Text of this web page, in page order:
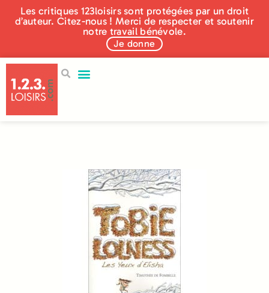
Les critiques 123loisirs sont protégées par un droit
d’auteur. Citez-nous ! Merci de respecter et soutenir
notre travail bénévole.
Je donne